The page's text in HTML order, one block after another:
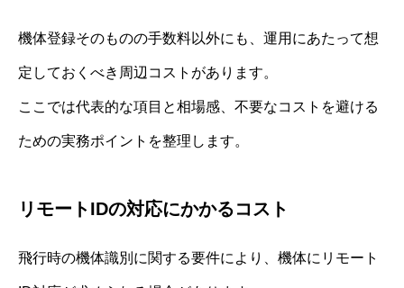
機体登録そのものの手数料以外にも、運用にあたって想
定しておくべき周辺コストがあります。
ここでは代表的な項目と相場感、不要なコストを避ける
ための実務ポイントを整理します。
リモートIDの対応にかかるコスト
飛行時の機体識別に関する要件により、機体にリモート